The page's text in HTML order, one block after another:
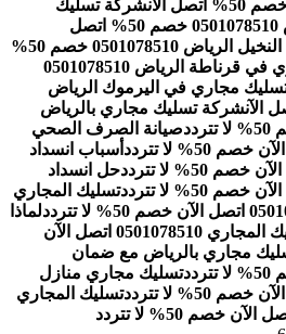
شركة تسليك
مجاري في الصحافة الرياض 0501078510 خصم 50% اتصل
شركة تسليك مجاري في النخيل الرياض 0501078510 خصم 50%
شركة تسليك مجاري في قرناطة الرياض 0501078510
مجاري في اليرموك الرياض
شركة تسليك مجاري بالرياض
صيانة الصرف الصحي
أسباب انسداد
حل انسداد
تسليك المجاري
لماذا
يمكن التعاقد مع شركة تسليك المجاري 0501078510 اتصل الآن
مجاري بالرياض مع ضمان
تسليك مجاري منازل
تسليك المجاري